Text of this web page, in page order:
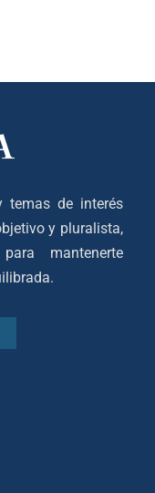
temas de interés
y pluralista,
mantenerte